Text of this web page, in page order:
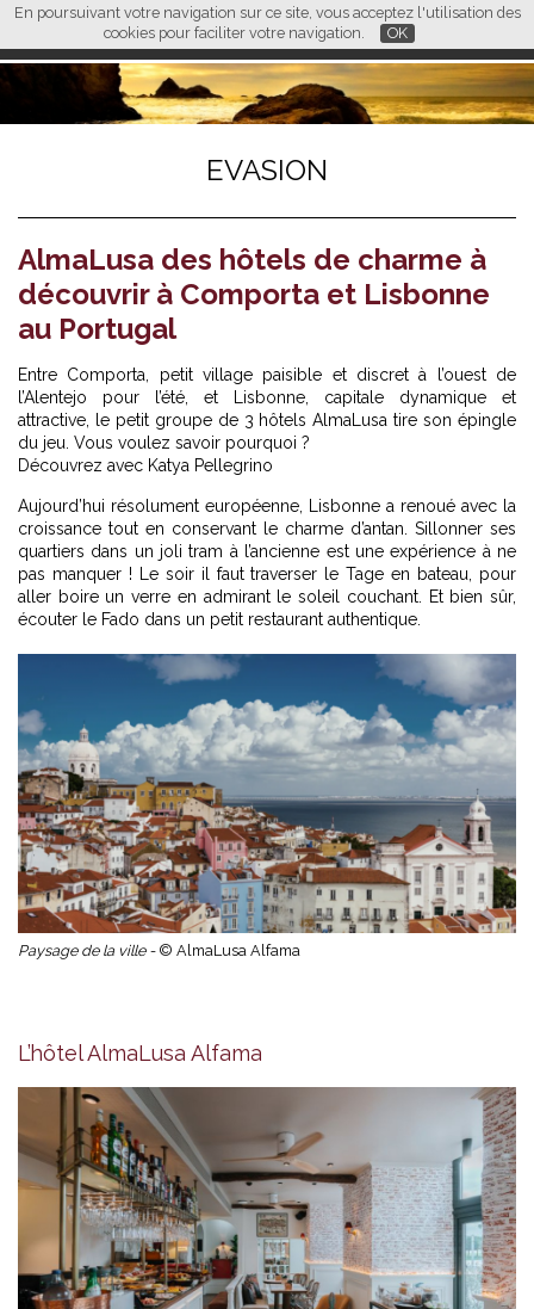
En poursuivant votre navigation sur ce site, vous acceptez l'utilisation des
cookies pour faciliter votre navigation.
OK
FR EN CN
L M
EVASION
AlmaLusa des hôtels de charme à
découvrir à Comporta et Lisbonne
au Portugal
Entre Comporta, petit village paisible et discret à l’ouest de
l’Alentejo pour l’été, et Lisbonne, capitale dynamique et
attractive, le petit groupe de 3 hôtels AlmaLusa tire son épingle
du jeu. Vous voulez savoir pourquoi ?
Découvrez avec Katya Pellegrino
Aujourd’hui résolument européenne, Lisbonne a renoué avec la
croissance tout en conservant le charme d’antan. Sillonner ses
quartiers dans un joli tram à l’ancienne est une expérience à ne
pas manquer ! Le soir il faut traverser le Tage en bateau, pour
aller boire un verre en admirant le soleil couchant. Et bien sûr,
écouter le Fado dans un petit restaurant authentique.
Paysage de la ville - © AlmaLusa Alfama
L’hôtel AlmaLusa Alfama
La façade d'AlmaLusa Alfama -